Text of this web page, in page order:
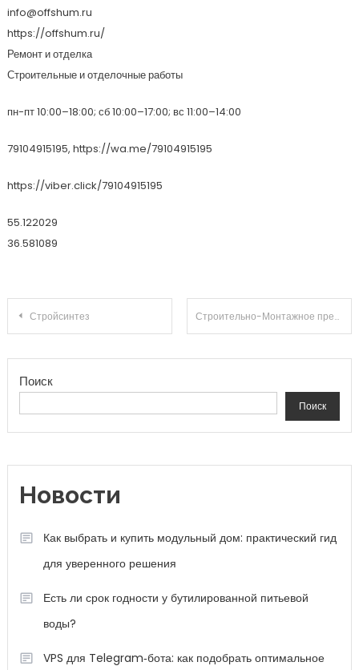
info@offshum.ru
https://offshum.ru/
Ремонт и отделка
Строительные и отделочные работы
пн-пт 10:00–18:00; сб 10:00–17:00; вс 11:00–14:00
79104915195, https://wa.me/79104915195
https://viber.click/79104915195
55.122029
36.581089
Навигация по записям
Стройсинтез Строительно-Монтажное предприятие Ставропольстрой
Поиск
Поиск
Новости
Как выбрать и купить модульный дом: практический гид
для уверенного решения
Есть ли срок годности у бутилированной питьевой
воды?
VPS для Telegram‑бота: как подобрать оптимальное